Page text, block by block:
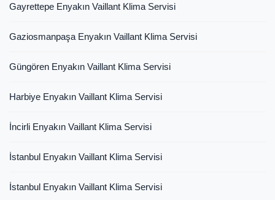
Gayrettepe Enyakın Vaillant Klima Servisi
Gaziosmanpaşa Enyakın Vaillant Klima Servisi
Güngören Enyakın Vaillant Klima Servisi
Harbiye Enyakın Vaillant Klima Servisi
İncirli Enyakın Vaillant Klima Servisi
İstanbul Enyakın Vaillant Klima Servisi
İstanbul Enyakın Vaillant Klima Servisi